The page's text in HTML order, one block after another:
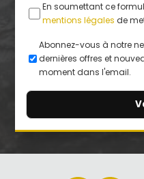
En soumettant ce
mentions légales de
Abonnez-vous à notre
dernières offres et
moment dans l'email.
t